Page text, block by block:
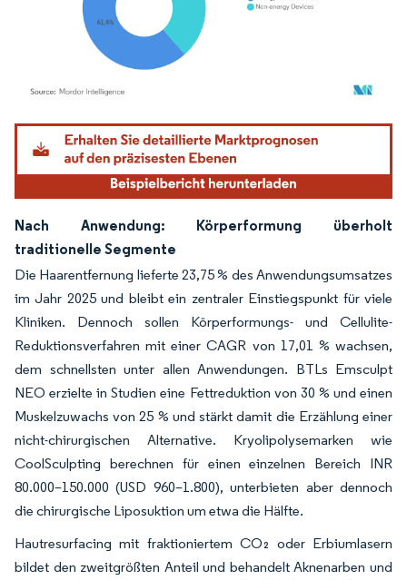
Bild © Mordor Intelligence. Wiederverwendung erfordert Namensnennung gemäß
Nach Anwendung: Körperformung überholt
traditionelle Segmente
Die Haarentfernung lieferte 23,75 % des Anwendungsumsatzes
im Jahr 2025 und bleibt ein zentraler Einstiegspunkt für viele
Kliniken. Dennoch sollen Körperformungs- und Cellulite-
Reduktionsverfahren mit einer CAGR von 17,01 % wachsen,
dem schnellsten unter allen Anwendungen. BTLs Emsculpt
NEO erzielte in Studien eine Fettreduktion von 30 % und einen
Muskelzuwachs von 25 % und stärkt damit die Erzählung einer
nicht-chirurgischen Alternative. Kryolipolysemarken wie
CoolSculpting berechnen für einen einzelnen Bereich INR
80.000–150.000 (USD 960–1.800), unterbieten aber dennoch
die chirurgische Liposuktion um etwa die Hälfte.
Hautresurfacing mit fraktioniertem CO₂ oder Erbiumlasern
bildet den zweitgrößten Anteil und behandelt Aknenarben und